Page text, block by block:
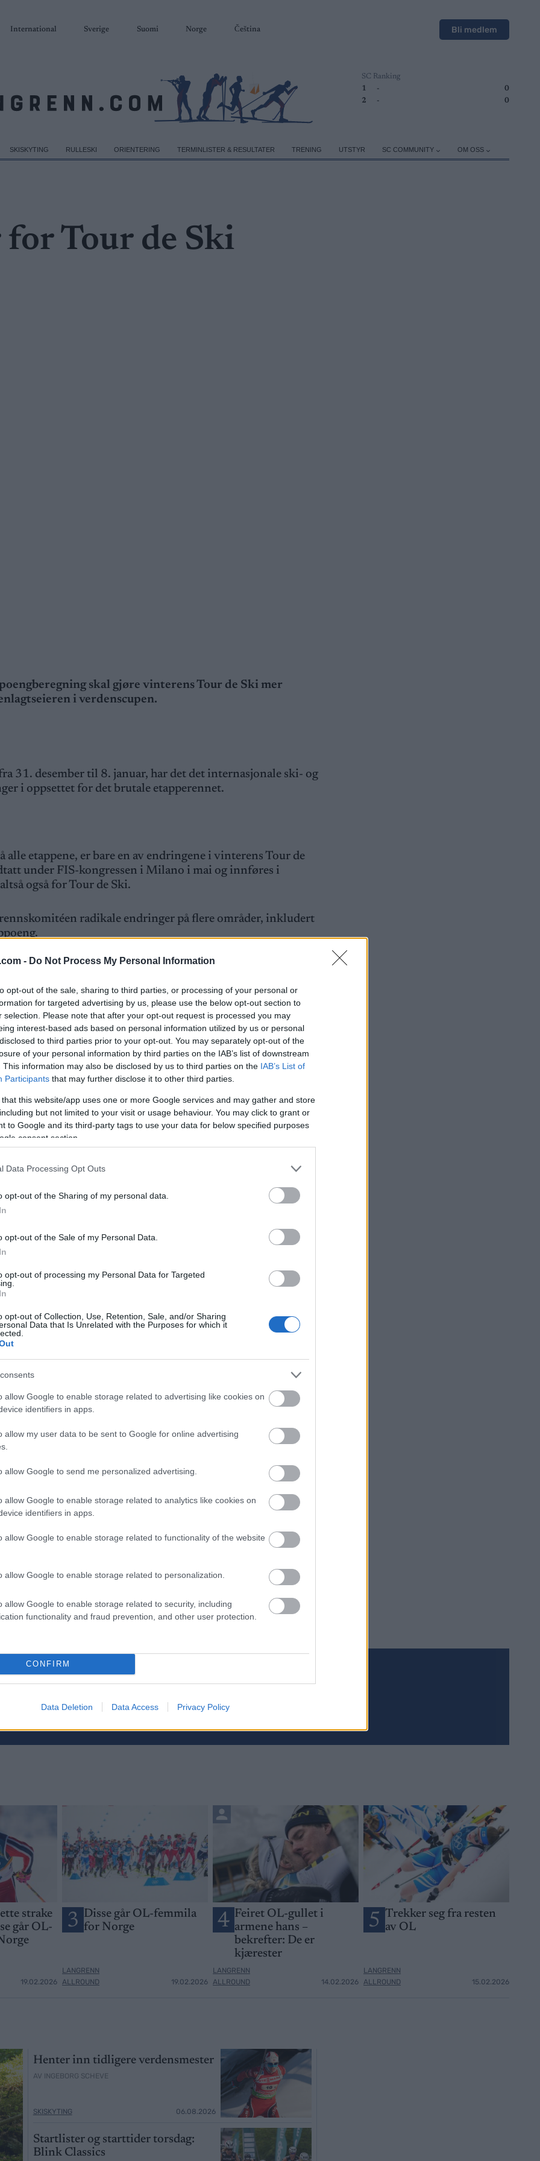
- Do Not Process My Personal Information
opt-out of the sale, sharing to third parties, or processing of your personal or
for targeted advertising by us, please use the below opt-out section to
selection. Please note that after your opt-out request is processed you may
interest-based ads based on personal information utilized by us or personal
to third parties prior to your opt-out. You may separately opt-out of the
of your personal information by third parties on the IAB’s list of downstream
This information may also be disclosed by us to third parties on the IAB’s List of
Participants that may further disclose it to other third parties.
that this website/app uses one or more Google services and may gather and store
but not limited to your visit or usage behaviour. You may click to grant or
to Google and its third-party tags to use your data for below specified purposes
consent section.
Data Processing Opt Outs
opt-out of the Sharing of my personal data.
opt-out of the Sale of my Personal Data.
opt-out of processing my Personal Data for Targeted
opt-out of Collection, Use, Retention, Sale, and/or Sharing
Data that Is Unrelated with the Purposes for which it
allow Google to enable storage related to advertising like cookies on
identifiers in apps.
allow my user data to be sent to Google for online advertising
allow Google to send me personalized advertising.
allow Google to enable storage related to analytics like cookies on
identifiers in apps.
allow Google to enable storage related to functionality of the website
allow Google to enable storage related to personalization.
allow Google to enable storage related to security, including
functionality and fraud prevention, and other user protection.
CONFIRM
Data Deletion Data Access Privacy Policy
International Sverige Suomi Norge Čeština Bli medlem
SC Ranking
1
-
0
2
- 0
SKISKYTING RULLESKI ORIENTERING TERMINLISTER & RESULTATER TRENING UTSTYR SC COMMUNITY OM OSS
Tour de Ski
skal gjøre vinterens Tour de Ski mer
i verdenscupen.
31. desember til 8. januar, har det det internasjonale ski- og
i oppsettet for det brutale etapperennet.
etappene, er bare en av endringene i vinterens Tour de
under FIS-kongressen i Milano i mai og innføres i
også for Tour de Ski.
radikale endringer på flere områder, inkludert
er lik for begge kjønn. Pengene deles ut til 20 beste.
300 poeng, mot 400 poeng tidligere. Men det er spesielt
glede seg: Tredjeplass gir nå 270 poeng i stedet for 240,
poeng i stedet for 128. Dermed vil ikke sammenlagtseier i
i verdenscupen totalt.
senere enn hva som har vært vanlig de siste åra.
31. desember. Der kjøres det to etapper, først
med 10km klassisk og 20km fristil henholdsvis 3.
i Italia
med den beryktede monsterbakken som finale.
alle solemerker ikke å finne på startstreken til vinterens
av utøvere fra Russland og Belarus, og dermed vil
vatn sammenlagt
hans oppkjøring til VM i Planica i månedsskiftet februar-
fellesstart
Alpe Cermis fristil, fellesstart
strake
går OL-
19.02.2026
3 Disse går OL-femmila
for Norge
LANGRENN
ALLROUND
19.02.2026
4 Feiret OL-gullet i
armene hans –
bekrefter: De er
kjærester
LANGRENN
ALLROUND
14.02.2026
5 Trekker seg fra resten
av OL
LANGRENN
ALLROUND
15.02.2026
Henter inn tidligere verdensmester
AV INGEBORG SCHEVE
SKISKYTING 06.08.2026
Startlister og starttider torsdag:
Blink Classics